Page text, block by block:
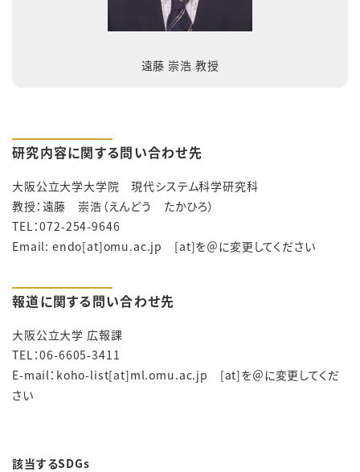
遠藤 崇浩 教授
研究内容に関する問い合わせ先
大阪公立大学大学院 現代システム科学研究科
教授：遠藤 崇浩（えんどう たかひろ）
TEL：072-254-9646
Email: endo[at]omu.ac.jp [at]を＠に変更してください
報道に関する問い合わせ先
大阪公立大学 広報課
TEL：06-6605-3411
E-mail：koho-list[at]ml.omu.ac.jp [at]を＠に変更してくだ
さい
該当するSDGs